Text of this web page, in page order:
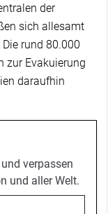
der
sich allesamt
rund 80.000
zur Evakuierung
daraufhin
verpassen
und aller Welt.